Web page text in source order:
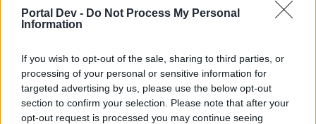
Portal Dev - Do Not Process My Personal
Information
If you wish to opt-out of the sale, sharing to third parties, or
processing of your personal or sensitive information for
targeted advertising by us, please use the below opt-out
section to confirm your selection. Please note that after your
opt-out request is processed you may continue seeing
FAQ CZ
Späť na prehľad
FAQ
S-Moderator
Team Farmerama CZ & SK